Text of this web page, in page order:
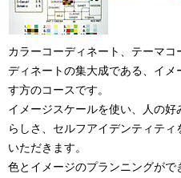
カラーコーディネート、テーマ
ディネートの集大成である、イ
す方のコースです。
イメージスケールを使い、人の
らしさ、セルフアイデンティテ
いただきます。
色とイメージのプランニングがで